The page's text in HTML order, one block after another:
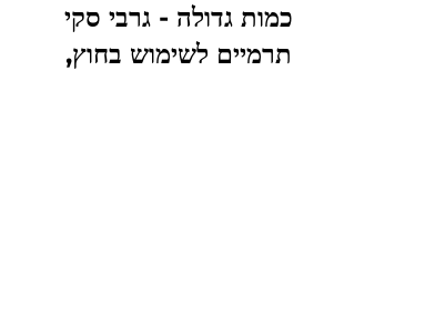
כמות גדולה - גרבי סקי
תרמיים לשימוש בחוץ,